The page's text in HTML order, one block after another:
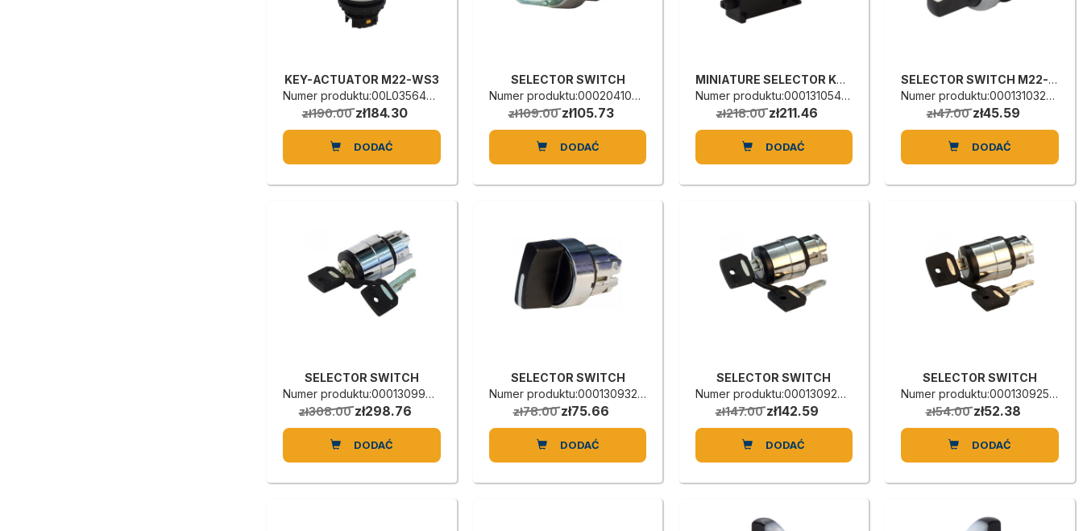
KEY-ACTUATOR M22-WS3
Numer produktu:00L0356453B
zł190.00 zł184.30
DODAĆ
SELECTOR SWITCH
Numer produktu:0002041033D
zł109.00 zł105.73
DODAĆ
MINIATURE SELECTOR KN12N23A
Numer produktu:0001310544B
zł218.00 zł211.46
DODAĆ
SELECTOR SWITCH M22-WRLK3-W1
Numer produktu:0001310322A
zł47.00 zł45.59
DODAĆ
SELECTOR SWITCH
Numer produktu:0001309984C
zł308.00 zł298.76
DODAĆ
SELECTOR SWITCH
Numer produktu:0001309324C
zł78.00 zł75.66
DODAĆ
SELECTOR SWITCH
Numer produktu:0001309265G
zł147.00 zł142.59
DODAĆ
SELECTOR SWITCH
Numer produktu:0001309257A
zł54.00 zł52.38
DODAĆ